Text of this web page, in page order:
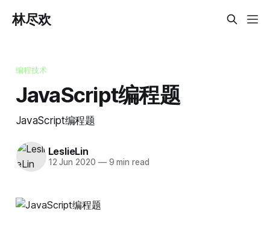
林尽欢
编程技术
JavaScript编程题
JavaScript编程题
LeslieLin
12 Jun 2020 —9 min read